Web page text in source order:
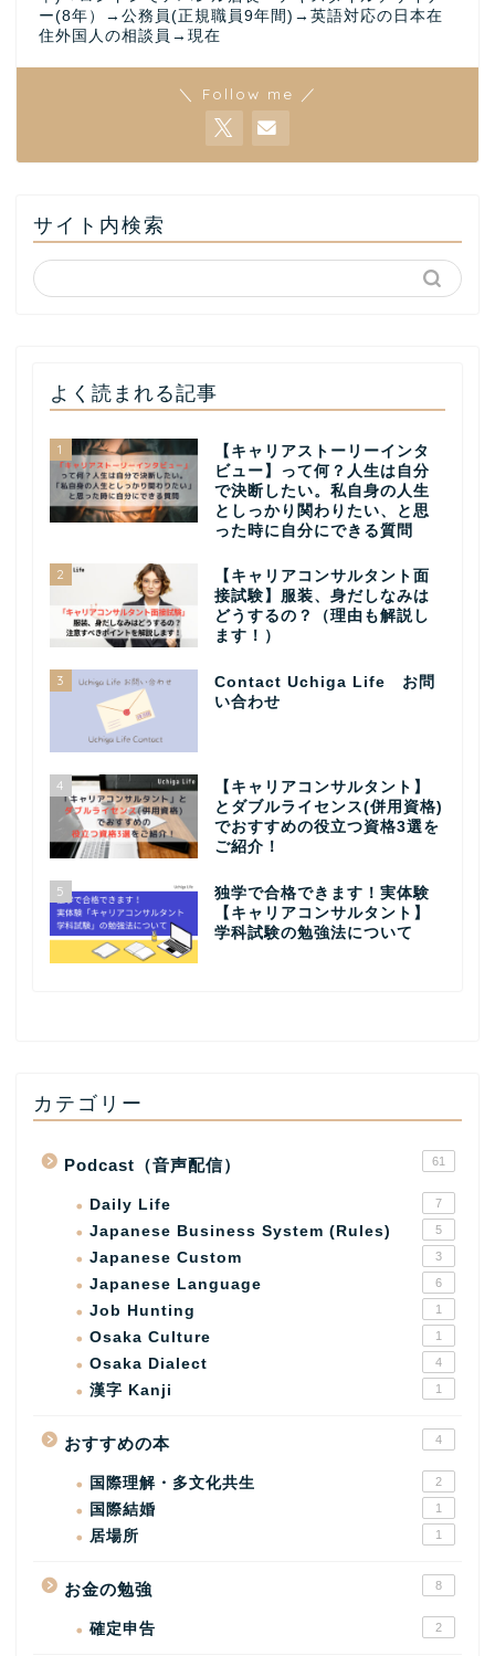
ー(8年）→公務員(正規職員9年間)→英語対応の日本在
住外国人の相談員→現在
＼ Follow me ／
サイト内検索
よく読まれる記事
1
【キャリアストーリーインタ
ビュー】って何？人生は自分
で決断したい。私自身の人生
としっかり関わりたい、と思
った時に自分にできる質問
2
【キャリアコンサルタント面
接試験】服装、身だしなみは
どうするの？（理由も解説し
ます！）
3
Contact Uchiga Life お問
い合わせ
4
【キャリアコンサルタント】
とダブルライセンス(併用資格)
でおすすめの役立つ資格3選を
ご紹介！
5
独学で合格できます！実体験
【キャリアコンサルタント】
学科試験の勉強法について
カテゴリー
Podcast（音声配信） 61
Daily Life 7
Japanese Business System (Rules) 5
Japanese Custom 3
Japanese Language 6
Job Hunting 1
Osaka Culture 1
Osaka Dialect 4
漢字 Kanji 1
おすすめの本 4
国際理解・多文化共生 2
国際結婚 1
居場所 1
お金の勉強 8
確定申告 2